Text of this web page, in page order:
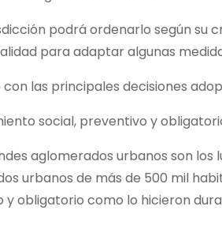
podrá ordenarlo según su
para adaptar algunas
las principales decisiones
social, preventivo y
aglomerados urbanos son los
urbanos de más de 500 mil
y obligatorio como lo hicieron